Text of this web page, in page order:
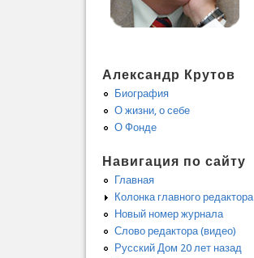
Александр Крутов
Биография
О жизни, о себе
О Фонде
Навигация по сайту
Главная
Колонка главного редактора
Новый номер журнала
Слово редактора (видео)
Русский Дом 20 лет назад